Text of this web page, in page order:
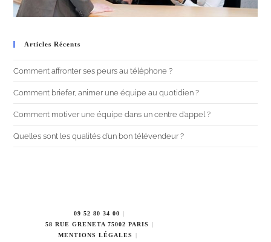
Articles Récents
Comment affronter ses peurs au téléphone ?
Comment briefer, animer une équipe au quotidien ?
Comment motiver une équipe dans un centre d’appel ?
Quelles sont les qualités d’un bon télévendeur ?
09 52 80 34 00
58 RUE GRENETA 75002 PARIS
MENTIONS LÉGALES